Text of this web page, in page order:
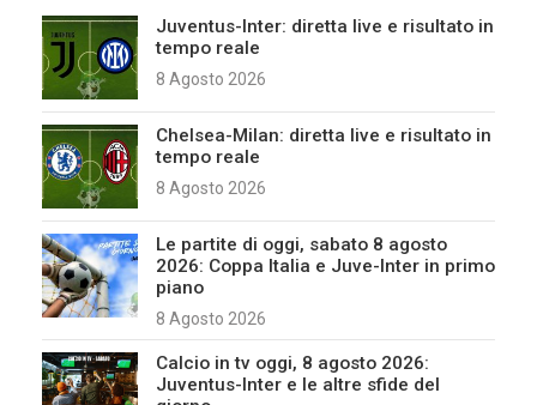
Juventus-Inter: diretta live e risultato in
tempo reale
8 Agosto 2026
Chelsea-Milan: diretta live e risultato in
tempo reale
8 Agosto 2026
Le partite di oggi, sabato 8 agosto
2026: Coppa Italia e Juve-Inter in primo
piano
8 Agosto 2026
Calcio in tv oggi, 8 agosto 2026:
Juventus-Inter e le altre sfide del